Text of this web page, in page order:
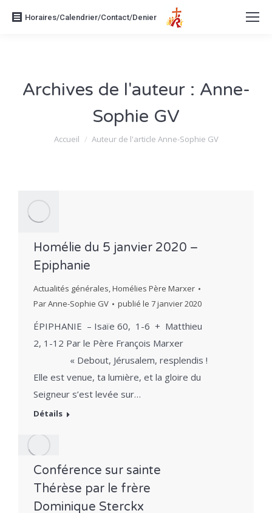
Horaires/Calendrier/Contact/Denier
Archives de l'auteur : Anne-
Sophie GV
Vous êtes ici :
Accueil Auteur de l'article Anne-Sophie GV
Homélie du 5 janvier 2020 –
Epiphanie
Actualités générales,Homélies Père Marxer
ParAnne-Sophie GV publié le 7 janvier 2020
ÉPIPHANIE – Isaïe 60, 1-6 + Matthieu
2, 1-12 Par le Père François Marxer
« Debout, Jérusalem, resplendis !
Elle est venue, ta lumière, et la gloire du
Seigneur s’est levée sur…
Détails
Conférence sur sainte
Thérèse par le frère
Dominique Sterckx